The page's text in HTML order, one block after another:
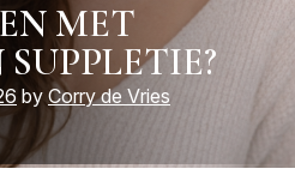
MET
by Corry de Vries